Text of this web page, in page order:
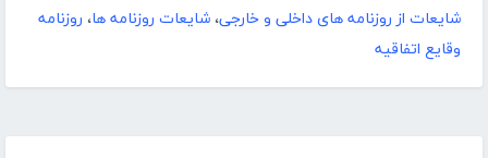
شایعات از روزنامه های داخلی و خارجی، شایعات روزنامه ها، روزنامه
وقایع اتفاقیه